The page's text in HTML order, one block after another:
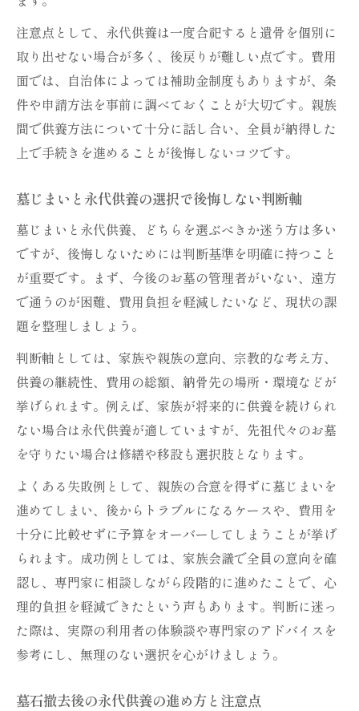
注意点として、永代供養は一度合祀すると遺骨を個別に
取り出せない場合が多く、後戻りが難しい点です。費用
面では、自治体によっては補助金制度もありますが、条
件や申請方法を事前に調べておくことが大切です。親族
間で供養方法について十分に話し合い、全員が納得した
上で手続きを進めることが後悔しないコツです。
墓じまいと永代供養の選択で後悔しない判断軸
墓じまいと永代供養、どちらを選ぶべきか迷う方は多い
ですが、後悔しないためには判断基準を明確に持つこと
が重要です。まず、今後のお墓の管理者がいない、遠方
で通うのが困難、費用負担を軽減したいなど、現状の課
題を整理しましょう。
判断軸としては、家族や親族の意向、宗教的な考え方、
供養の継続性、費用の総額、納骨先の場所・環境などが
挙げられます。例えば、家族が将来的に供養を続けられ
ない場合は永代供養が適していますが、先祖代々のお墓
を守りたい場合は修繕や移設も選択肢となります。
よくある失敗例として、親族の合意を得ずに墓じまいを
進めてしまい、後からトラブルになるケースや、費用を
十分に比較せずに予算をオーバーしてしまうことが挙げ
られます。成功例としては、家族会議で全員の意向を確
認し、専門家に相談しながら段階的に進めたことで、心
理的負担を軽減できたという声もあります。判断に迷っ
た際は、実際の利用者の体験談や専門家のアドバイスを
参考にし、無理のない選択を心がけましょう。
墓石撤去後の永代供養の進め方と注意点